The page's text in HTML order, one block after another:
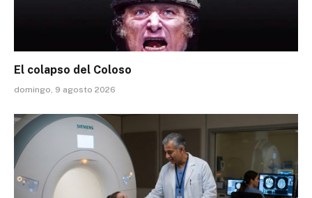
El colapso del Coloso
domingo, 9 agosto 2026